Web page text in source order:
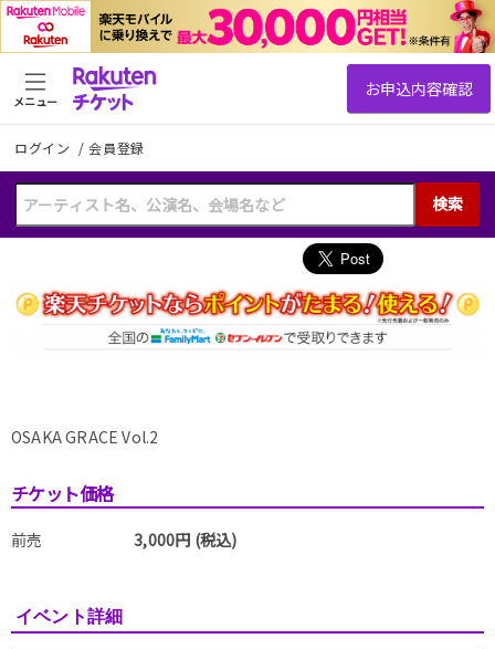
ログイン /会員登録
検索
メニュー
OSAKA GRACE Vol.2
チケット価格
前売 3,000円 (税込)
イベント詳細